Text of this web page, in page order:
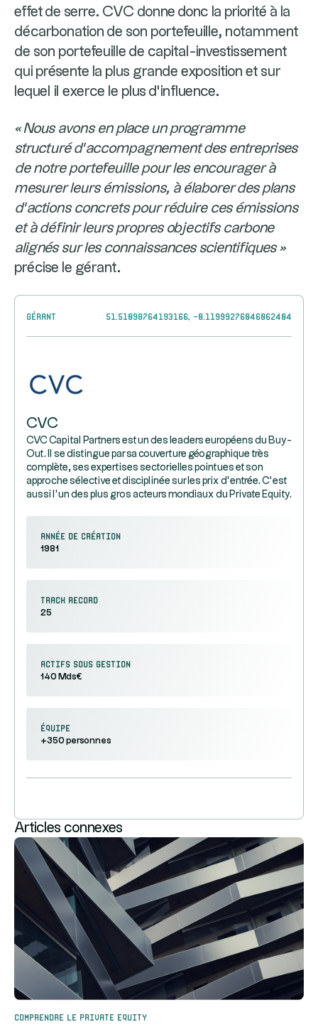
effet de serre. CVC donne donc la priorité à la
décarbonation de son portefeuille, notamment
de son portefeuille de capital-investissement
qui présente la plus grande exposition et sur
lequel il exerce le plus d’influence.
« Nous avons en place un programme
structuré d’accompagnement des entreprises
de notre portefeuille pour les encourager à
mesurer leurs émissions, à élaborer des plans
d’actions concrets pour réduire ces émissions
et à définir leurs propres objectifs carbone
alignés sur les connaissances scientifiques »
précise le gérant.
Gérant 51.51098764193166, -0.11999276046062404
CVC
CVC Capital Partners est un des leaders européens du Buy-
Out. Il se distingue par sa couverture géographique très
complète, ses expertises sectorielles pointues et son
approche sélective et disciplinée sur les prix d’entrée. C’est
aussi l’un des plus gros acteurs mondiaux du Private Equity.
Année de création
1981
Track record
25
Actifs sous gestion
140 Mds€
équipe
+350 personnes
Articles connexes
Comprendre le Private Equity